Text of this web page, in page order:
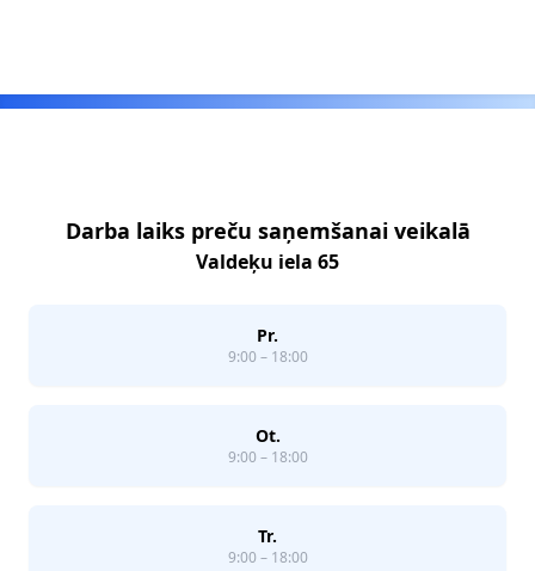
Darba laiks preču saņemšanai veikalā
Valdeķu iela 65
Pr.
9:00 – 18:00
Ot.
9:00 – 18:00
Tr.
9:00 – 18:00